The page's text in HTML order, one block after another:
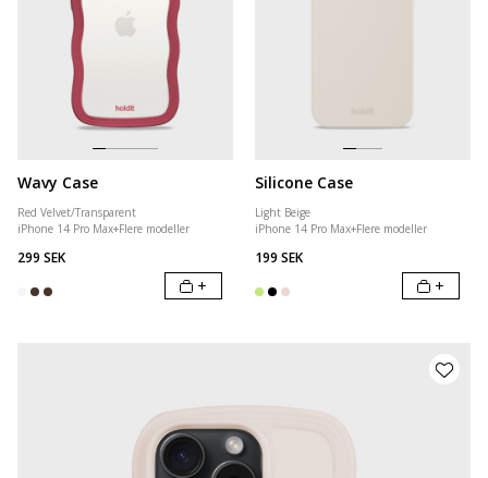
Wavy Case
Red Velvet/Transparent
iPhone 14 Pro Max+Flere modeller
299 SEK
+
Silicone Case
Light Beige
iPhone 14 Pro Max+Flere modeller
199 SEK
+